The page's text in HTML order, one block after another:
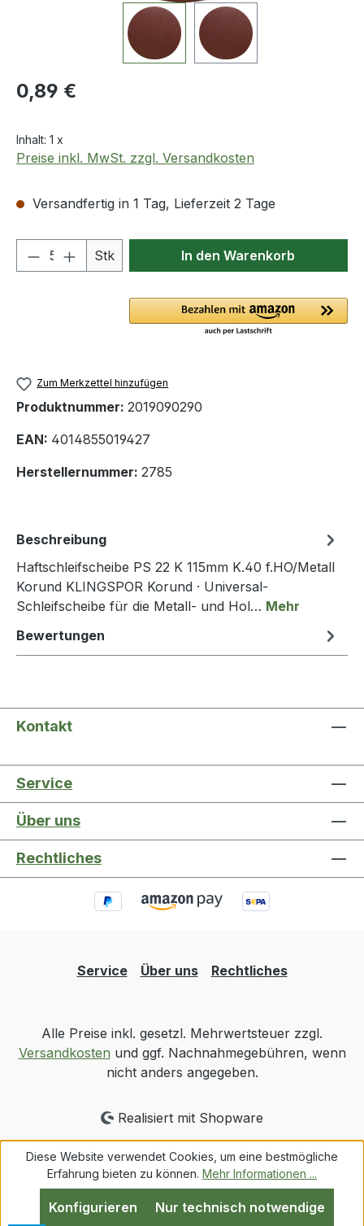
Regulärer Preis:
0,89 €
Inhalt: 1 x
Preise inkl. MwSt. zzgl. Versandkosten
Versandfertig in 1 Tag, Lieferzeit 2 Tage
Produkt Anzahl: Gib den
Stk In den Warenkorb
Zum Merkzettel hinzufügen
Produktnummer: 2019090290
EAN: 4014855019427
Herstellernummer: 2785
Beschreibung
Haftschleifscheibe PS 22 K 115mm K.40 f.HO/Metall
Korund KLINGSPOR Korund · Universal-
Schleifscheibe für die Metall- und Hol… Mehr
Bewertungen
Kontakt
Service
Über uns
Rechtliches
Service Über uns Rechtliches
Alle Preise inkl. gesetzl. Mehrwertsteuer zzgl.
Versandkosten und ggf. Nachnahmegebühren, wenn
nicht anders angegeben.
Realisiert mit Shopware
Diese Website verwendet Cookies, um eine bestmögliche
Erfahrung bieten zu können. Mehr Informationen ...
Nur technisch notwendige
Konfigurieren